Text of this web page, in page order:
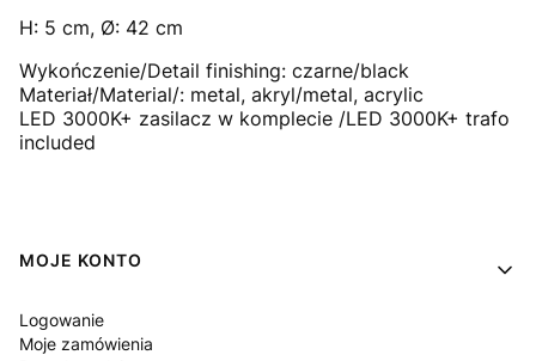
H: 5 cm, Ø: 42 cm
Wykończenie/Detail finishing: czarne/black
Materiał/Material/: metal, akryl/metal, acrylic
LED 3000K+ zasilacz w komplecie /LED 3000K+ trafo
included
Linki w stopce
MOJE KONTO
Logowanie
Moje zamówienia